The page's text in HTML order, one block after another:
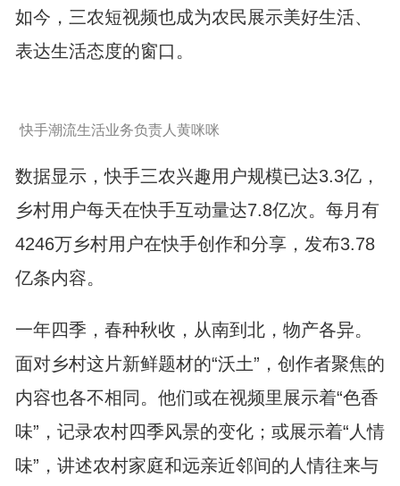
如今，三农短视频也成为农民展示美好生活、
表达生活态度的窗口。
快手潮流生活业务负责人黄咪咪
数据显示，快手三农兴趣用户规模已达3.3亿，
乡村用户每天在快手互动量达7.8亿次。每月有
4246万乡村用户在快手创作和分享，发布3.78
亿条内容。
一年四季，春种秋收，从南到北，物产各异。
面对乡村这片新鲜题材的“沃土”，创作者聚焦的
内容也各不相同。他们或在视频里展示着“色香
味”，记录农村四季风景的变化；或展示着“人情
味”，讲述农村家庭和远亲近邻间的人情往来与